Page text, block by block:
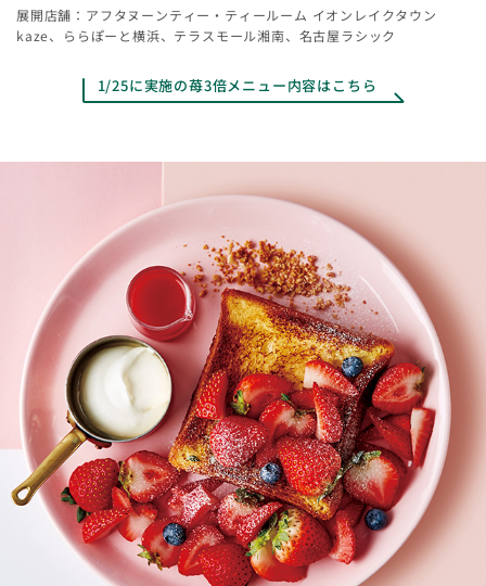
展開店舗：アフタヌーンティー・ティールーム イオンレイクタウン
kaze、ららぽーと横浜、テラスモール湘南、名古屋ラシック
1/25に実施の苺3倍メニュー内容はこちら